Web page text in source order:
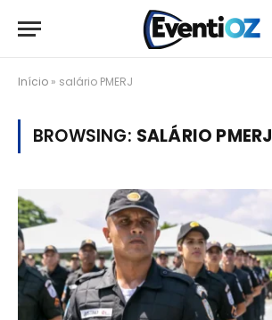
Início » salário PMERJ
BROWSING: SALÁRIO PMERJ